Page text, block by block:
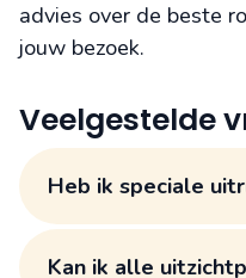
advies over de beste
jouw bezoek.
Veelgestelde
Heb ik speciale
Kan ik alle